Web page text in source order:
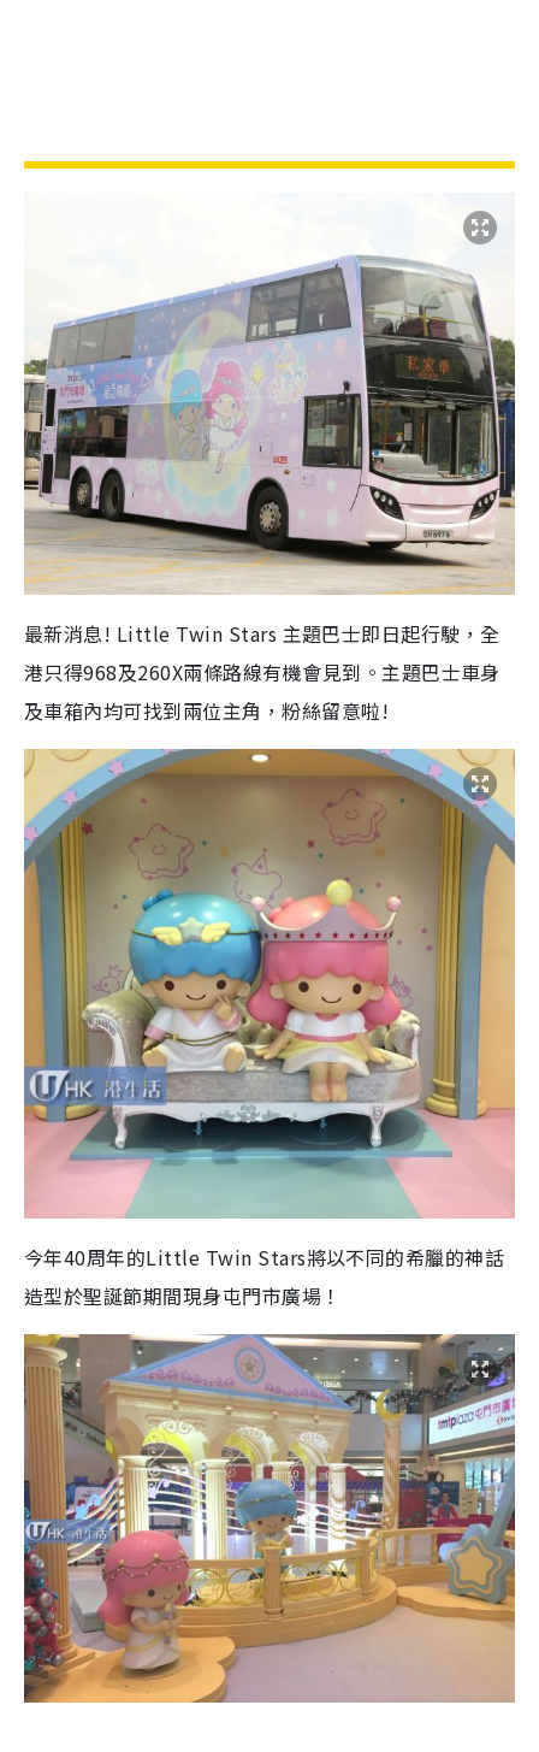
最新消息! Little Twin Stars 主題巴士即日起行駛，全
港只得968及260X兩條路線有機會見到。主題巴士車身
及車箱內均可找到兩位主角，粉絲留意啦!
今年40周年的Little Twin Stars將以不同的希臘的神話
造型於聖誕節期間現身屯門市廣場！